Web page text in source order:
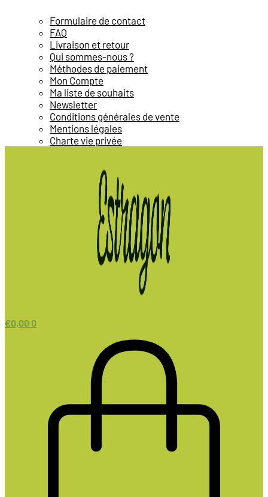
Formulaire de contact
FAQ
Livraison et retour
Qui sommes-nous ?
Méthodes de paiement
Mon Compte
Ma liste de souhaits
Newsletter
Conditions générales de vente
Mentions légales
Charte vie privée
€0,00 0